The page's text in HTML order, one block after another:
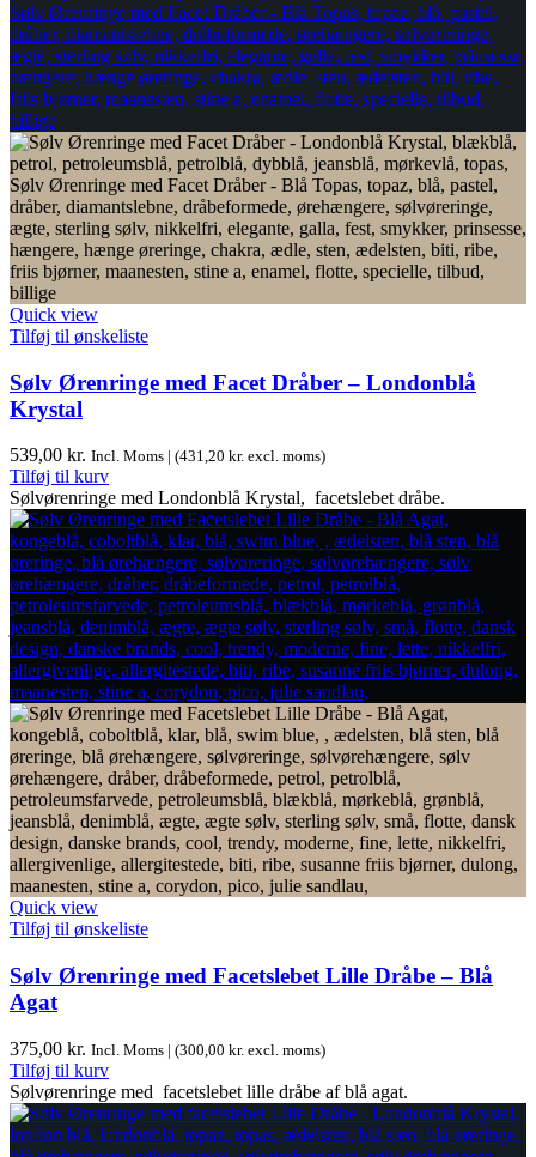
Quick view
Tilføj til ønskeliste
Sølv Ørenringe med Facet Dråber – Londonblå
Krystal
539,00 kr. Incl. Moms | (431,20 kr. excl. moms)
Tilføj til kurv
Sølvørenringe med Londonblå Krystal, facetslebet dråbe.
Quick view
Tilføj til ønskeliste
Sølv Ørenringe med Facetslebet Lille Dråbe – Blå
Agat
375,00 kr. Incl. Moms | (300,00 kr. excl. moms)
Tilføj til kurv
Sølvørenringe med facetslebet lille dråbe af blå agat.